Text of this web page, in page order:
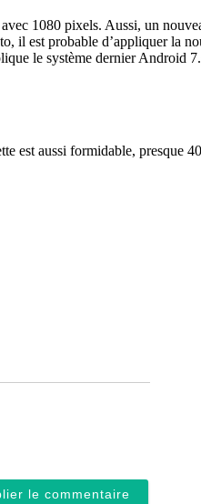
1080 pixels. Aussi, un
il est probable d’appliquer la
le système dernier Android
aussi formidable, presque